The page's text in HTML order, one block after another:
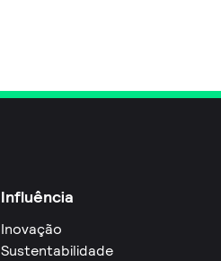
Influência
Inovação
Sustentabilidade